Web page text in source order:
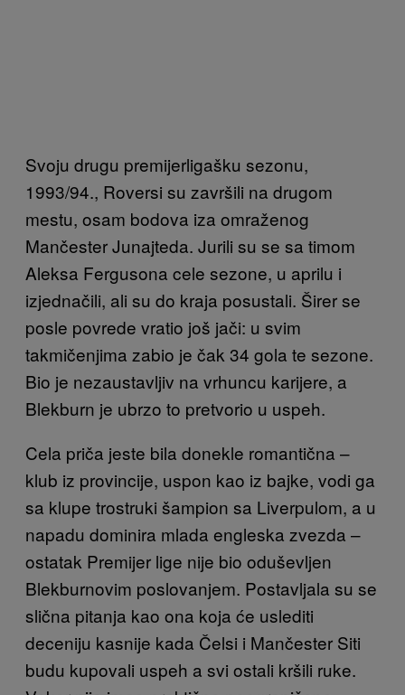
Svoju drugu premijerligašku sezonu,
1993/94., Roversi su završili na drugom
mestu, osam bodova iza omraženog
Mančester Junajteda. Jurili su se sa timom
Aleksa Fergusona cele sezone, u aprilu i
izjednačili, ali su do kraja posustali. Širer se
posle povrede vratio još jači: u svim
takmičenjima zabio je čak 34 gola te sezone.
Bio je nezaustavljiv na vrhuncu karijere, a
Blekburn je ubrzo to pretvorio u uspeh.
Cela priča jeste bila donekle romantična –
klub iz provincije, uspon kao iz bajke, vodi ga
sa klupe trostruki šampion sa Liverpulom, a u
napadu dominira mlada engleska zvezda –
ostatak Premijer lige nije bio oduševljen
Blekburnovim poslovanjem. Postavljala su se
slična pitanja kao ona koja će uslediti
deceniju kasnije kada Čelsi i Mančester Siti
budu kupovali uspeh a svi ostali kršili ruke.